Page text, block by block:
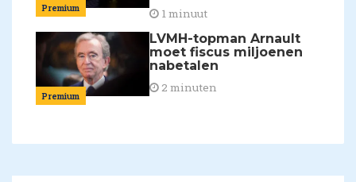
Premium 1 minuut
Premium
LVMH-topman Arnault
moet fiscus miljoenen
nabetalen
2 minuten